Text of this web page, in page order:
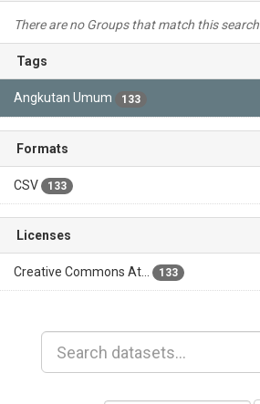
There are no Groups that match this search
Tags
Angkutan Umum 133
Formats
CSV 133
Licenses
Creative Commons At... 133